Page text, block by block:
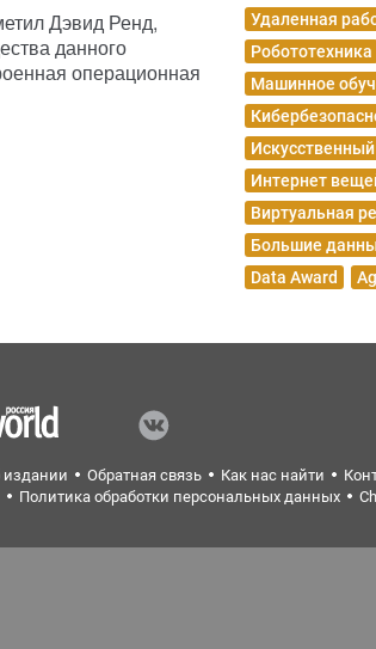
Дэвид Ренд,
данного
операционная
Удаленная
Робототехника
Машинное
Интернет
Виртуальная
Большие
Data Award
издании Обратная связь Как нас найти
Политика обработки персональных данных